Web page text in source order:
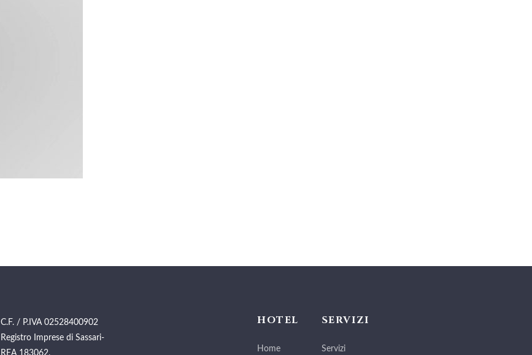
C.F. / P.IVA 02528400902
Registro Imprese di Sassari-
REA 183062.
HOTEL
Home
SERVIZI
Servizi